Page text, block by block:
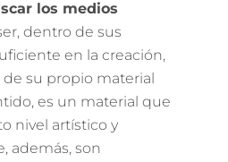
los medios
dentro de sus
en la creación,
su propio material
es un material que
nivel artístico y
además, son